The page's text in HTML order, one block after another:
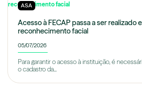
ASA
Acesso à FECAP passa a ser realizado
reconhecimento facial
05/07/2026
Para garantir o acesso à instituição, é
o cadastro da...